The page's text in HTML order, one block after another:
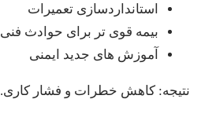
استانداردسازی تعمیرات
بیمه قوی تر برای حوادث فنی
آموزش های جدید ایمنی
نتیجه: کاهش خطرات و فشار کاری.